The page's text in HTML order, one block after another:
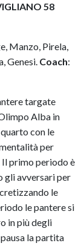
58
Manzo, Pirela,
Genesi. Coach:
targate
Alba in
con le
per
Il primo periodo è
gli avversari per
le
le pantere si
in più degli
la partita